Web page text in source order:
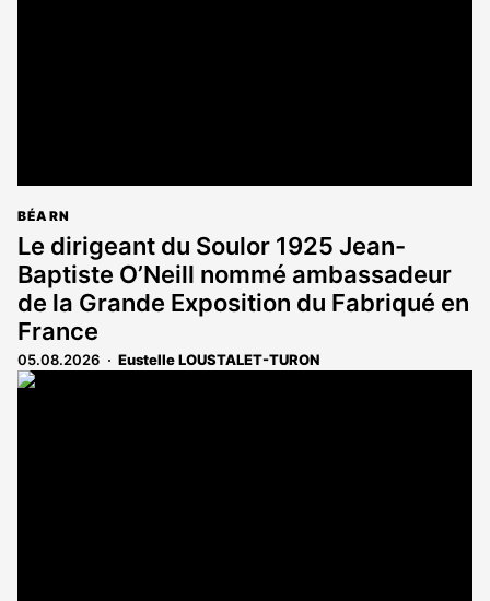
BÉARN
Le dirigeant du Soulor 1925 Jean-
Baptiste O’Neill nommé ambassadeur
de la Grande Exposition du Fabriqué en
France
05.08.2026 Eustelle LOUSTALET-TURON